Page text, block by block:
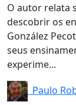
O autor relata
descobrir os
González
seus
experime...
Paulo